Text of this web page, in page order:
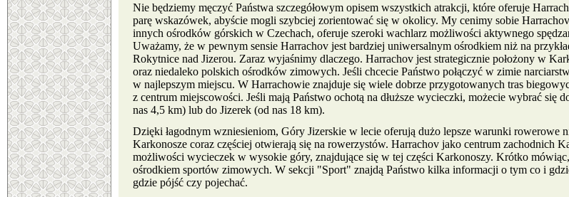
Nie będziemy męczyć Państwa szczegółowym opisem wszystkich atrakcji, które oferuje
parę wskazówek, abyście mogli szybciej zorientować się w okolicy. My cenimy sobie
innych ośrodków górskich w Czechach, oferuje szeroki wachlarz możliwości aktywnego
Uważamy, że w pewnym sensie Harrachov jest bardziej uniwersalnym ośrodkiem niż na
Rokytnice nad Jizerou. Zaraz wyjaśnimy dlaczego. Harrachov jest strategicznie położony w
oraz niedaleko polskich ośrodków zimowych. Jeśli chcecie Państwo połączyć w zimie
w najlepszym miejscu. W Harrachowie znajduje się wiele dobrze przygotowanych tras
z centrum miejscowości. Jeśli mają Państwo ochotą na dłuższe wycieczki, możecie wybrać się
nas 4,5 km) lub do Jizerek (od nas 18 km).
Dzięki łagodnym wzniesieniom, Góry Jizerskie w lecie oferują dużo lepsze warunki rowerowe
Karkonosze coraz częściej otwierają się na rowerzystów. Harrachov jako centrum zachodnich
możliwości wycieczek w wysokie góry, znajdujące się w tej części Karkonoszy. Krótko
ośrodkiem sportów zimowych. W sekcji "Sport" znajdą Państwo kilka informacji o tym co i
gdzie pójść czy pojechać.